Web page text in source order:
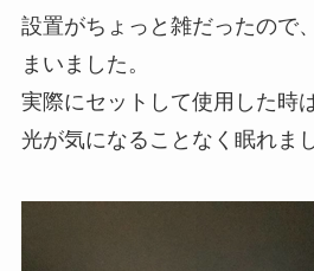
設置がちょっと雑だったので
まいました。
実際にセットして使用した時
光が気になることなく眠れま